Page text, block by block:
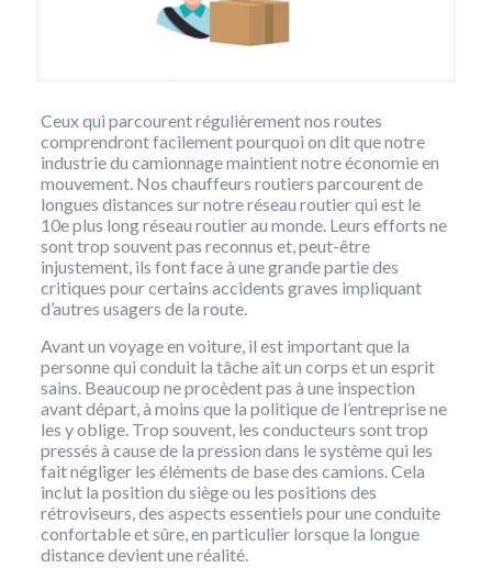
Ceux qui parcourent régulièrement nos routes
comprendront facilement pourquoi on dit que notre
industrie du camionnage maintient notre économie en
mouvement. Nos chauffeurs routiers parcourent de
longues distances sur notre réseau routier qui est le
10e plus long réseau routier au monde. Leurs efforts ne
sont trop souvent pas reconnus et, peut-être
injustement, ils font face à une grande partie des
critiques pour certains accidents graves impliquant
d’autres usagers de la route.
Avant un voyage en voiture, il est important que la
personne qui conduit la tâche ait un corps et un esprit
sains. Beaucoup ne procèdent pas à une inspection
avant départ, à moins que la politique de l’entreprise ne
les y oblige. Trop souvent, les conducteurs sont trop
pressés à cause de la pression dans le système qui les
fait négliger les éléments de base des camions. Cela
inclut la position du siège ou les positions des
rétroviseurs, des aspects essentiels pour une conduite
confortable et sûre, en particulier lorsque la longue
distance devient une réalité.